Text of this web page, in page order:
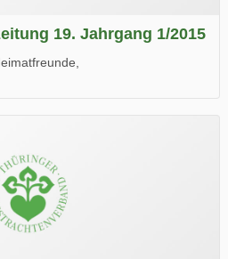
19. Jahrgang 1/2015
beim Lesen.